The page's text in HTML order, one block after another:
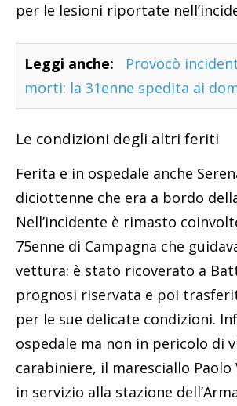
per le lesioni riportate
Leggi anche:
Provocò
morti: la 31enne spedita ai
Le condizioni degli altri feriti
Ferita e in ospedale anche
diciottenne che era a bordo
Nell’incidente è rimasto
75enne di Campagna che
vettura: è stato ricoverato a
prognosi riservata e poi
per le sue delicate condizioni.
ospedale ma non in pericolo di
carabiniere, il maresciallo
in servizio alla stazione